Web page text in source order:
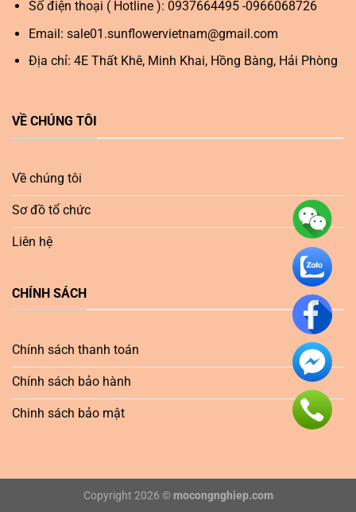
Số điện thoại ( Hotline ): 0937664495 -0966068726
Email: sale01.sunflowervietnam@gmail.com
Địa chỉ: 4E Thất Khê, Minh Khai, Hồng Bàng, Hải Phòng
VỀ CHÚNG TÔI
Về chúng tôi
Sơ đồ tổ chức
Liên hệ
CHÍNH SÁCH
Chính sách thanh toán
Chính sách bảo hành
Chinh sách bảo mật
Copyright 2026 © mocongnghiep.com